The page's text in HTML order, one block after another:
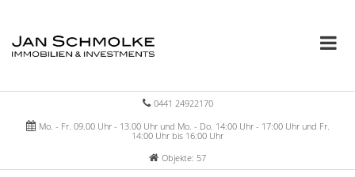
0441 24922170
Mo. - Fr. 09.00 Uhr - 13.00 Uhr und Mo. - Do. 14:00 Uhr - 17:00 Uhr und Fr.
14:00 Uhr bis 16:00 Uhr
Objekte: 57